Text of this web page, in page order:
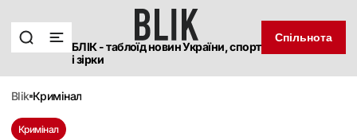
БЛІК - таблоїд новин України, спорт
і зірки
Спільнота
blik кримінал
Кримінал